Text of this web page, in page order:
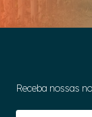
Receba nossas